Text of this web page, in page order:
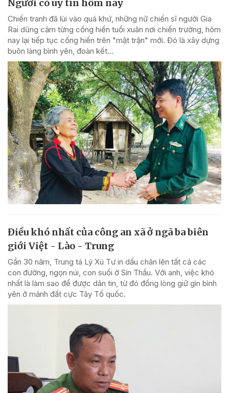
Người có uy tín hôm nay
Chiến tranh đã lùi vào quá khứ, những nữ chiến sĩ người Gia
Rai dũng cảm từng cống hiến tuổi xuân nơi chiến trường, hôm
nay lại tiếp tục cống hiến trên "mặt trận" mới. Đó là xây dựng
buôn làng bình yên, đoàn kết...
Điều khó nhất của công an xã ở ngã ba biên
giới Việt - Lào - Trung
Gần 30 năm, Trung tá Lý Xú Tư in dấu chân lên tất cả các
con đường, ngọn núi, con suối ở Sín Thầu. Với anh, việc khó
nhất là làm sao để được dân tin, từ đó đồng lòng giữ gìn bình
yên ở mảnh đất cực Tây Tổ quốc.